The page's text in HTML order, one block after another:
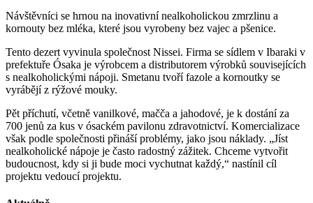
Návštěvníci se hrnou na inovativní nealkoholickou zmrzlinu a
kornouty bez mléka, které jsou vyrobeny bez vajec a pšenice.
Tento dezert vyvinula společnost Nissei. Firma se sídlem v Ibaraki v
prefektuře Ósaka je výrobcem a distributorem výrobků souvisejících
s nealkoholickými nápoji. Smetanu tvoří fazole a kornoutky se
vyrábějí z rýžové mouky.
Pět příchutí, včetně vanilkové, mačča a jahodové, je k dostání za
700 jenů za kus v ósackém pavilonu zdravotnictví. Komercializace
však podle společnosti přináší problémy, jako jsou náklady. „Jíst
nealkoholické nápoje je často radostný zážitek. Chceme vytvořit
budoucnost, kdy si ji bude moci vychutnat každý,“ nastínil cíl
projektu vedoucí projektu.